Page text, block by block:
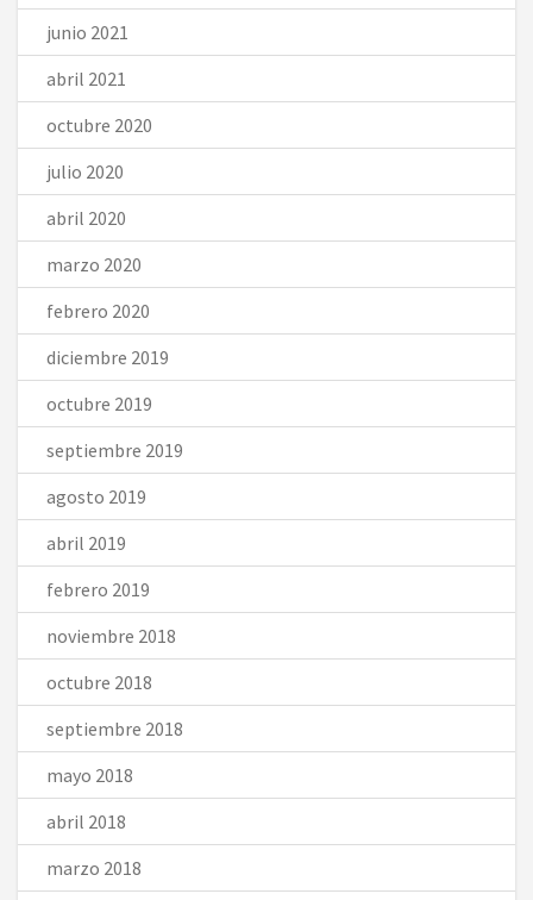
junio 2021
abril 2021
octubre 2020
julio 2020
abril 2020
marzo 2020
febrero 2020
diciembre 2019
octubre 2019
septiembre 2019
agosto 2019
abril 2019
febrero 2019
noviembre 2018
octubre 2018
septiembre 2018
mayo 2018
abril 2018
marzo 2018